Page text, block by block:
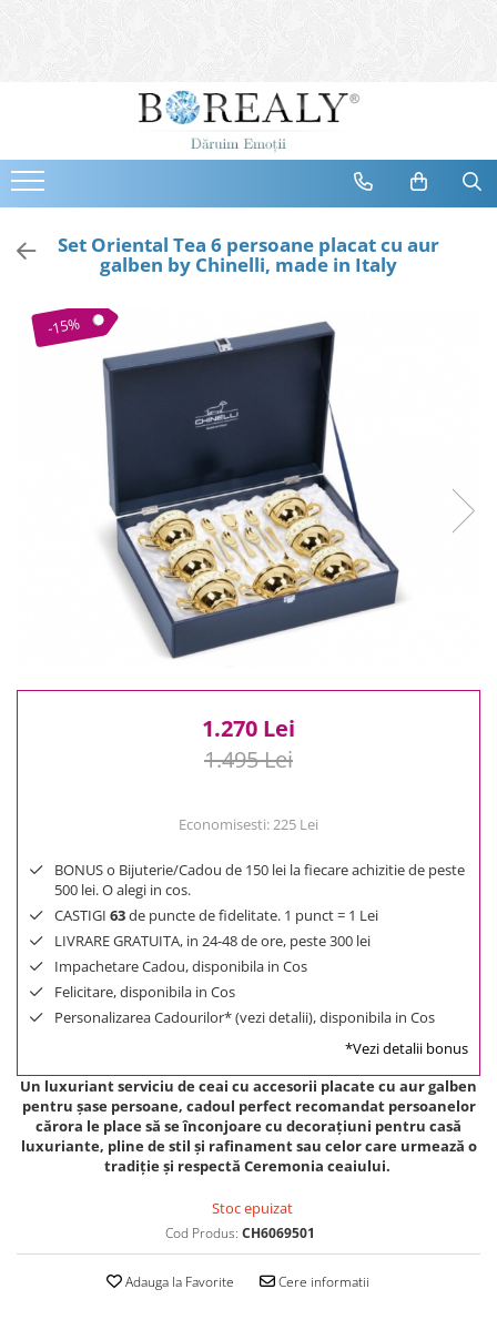
Bijuterii
Cercei
Bratari
Coliere
Tiare
Destinatari
Bijuterii Femei
Bijuterii Copii
Bijuterii Mirese
Cele mai vandute
Cele mai votate
0 Lei - 100 Lei
Set Oriental Tea 6 persoane placat cu aur
galben by Chinelli, made in Italy
-15%
1.270 Lei
1.495 Lei
Economisesti:225 Lei
BONUS o Bijuterie/Cadou de 150 lei la fiecare achizitie de peste
500 lei. O alegi in cos.
CASTIGI 63de puncte de fidelitate. 1 punct = 1 Lei
LIVRARE GRATUITA, in 24-48 de ore, peste 300 lei
Impachetare Cadou, disponibila in Cos
Felicitare, disponibila in Cos
Personalizarea Cadourilor* (vezi detalii), disponibila in Cos
*Vezi detalii bonus
Un luxuriant serviciu de ceai cu accesorii placate cu aur galben
pentru șase persoane, cadoul perfect recomandat persoanelor
cărora le place să se înconjoare cu decorațiuni pentru casă
luxuriante, pline de stil și rafinament sau celor care urmează o
tradiție și respectă Ceremonia ceaiului.
Stoc epuizat
Cod Produs: CH6069501
Adauga la Favorite Cere informatii